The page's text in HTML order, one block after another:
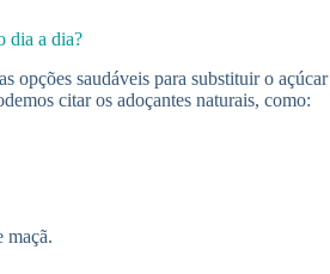
dia a dia?
opções saudáveis para substituir o açúcar
citar os adoçantes naturais, como:
maçã.